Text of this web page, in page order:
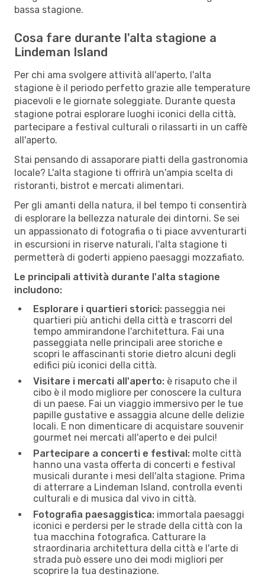
bassa stagione.
Cosa fare durante l'alta stagione a
Lindeman Island
Per chi ama svolgere attività all'aperto, l'alta
stagione è il periodo perfetto grazie alle temperature
piacevoli e le giornate soleggiate. Durante questa
stagione potrai esplorare luoghi iconici della città,
partecipare a festival culturali o rilassarti in un caffè
all'aperto.
Stai pensando di assaporare piatti della gastronomia
locale? L'alta stagione ti offrirà un'ampia scelta di
ristoranti, bistrot e mercati alimentari.
Per gli amanti della natura, il bel tempo ti consentirà
di esplorare la bellezza naturale dei dintorni. Se sei
un appassionato di fotografia o ti piace avventurarti
in escursioni in riserve naturali, l'alta stagione ti
permetterà di goderti appieno paesaggi mozzafiato.
Le principali attività durante l'alta stagione
includono:
Esplorare i quartieri storici: passeggia nei
quartieri più antichi della città e trascorri del
tempo ammirandone l'architettura. Fai una
passeggiata nelle principali aree storiche e
scopri le affascinanti storie dietro alcuni degli
edifici più iconici della città.
Visitare i mercati all'aperto: è risaputo che il
cibo è il modo migliore per conoscere la cultura
di un paese. Fai un viaggio immersivo per le tue
papille gustative e assaggia alcune delle delizie
locali. E non dimenticare di acquistare souvenir
gourmet nei mercati all'aperto e dei pulci!
Partecipare a concerti e festival: molte città
hanno una vasta offerta di concerti e festival
musicali durante i mesi dell'alta stagione. Prima
di atterrare a Lindeman Island, controlla eventi
culturali e di musica dal vivo in città.
Fotografia paesaggistica: immortala paesaggi
iconici e perdersi per le strade della città con la
tua macchina fotografica. Catturare la
straordinaria architettura della città e l'arte di
strada può essere uno dei modi migliori per
scoprire la tua destinazione.